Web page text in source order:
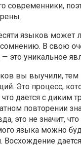
современники,
языков может
В свою
— это уникальное
вы выучили,
Это процесс,
что дается с диким
повторении
это не значит,
языка можно
Восхождение